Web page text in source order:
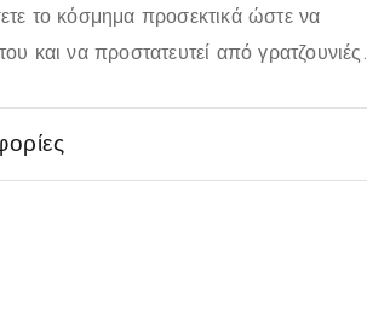
το κόσμημα προσεκτικά ώστε να
και να προστατευτεί από γρατζουνιές.